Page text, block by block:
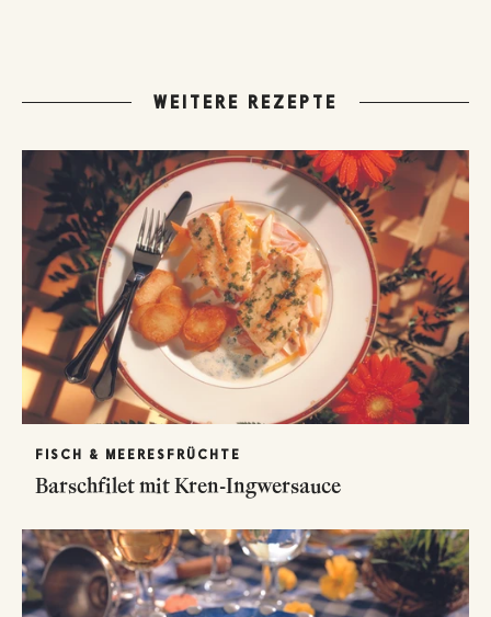
WEITERE REZEPTE
FISCH & MEERESFRÜCHTE
Barschfilet mit Kren-Ingwersauce